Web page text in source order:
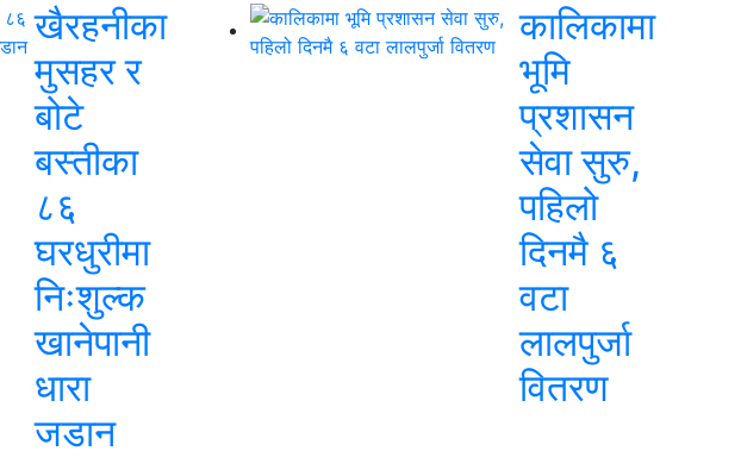
खैरहनीका
मुसहर र
बोटे
बस्तीका
८६
घरधुरीमा
निःशुल्क
खानेपानी
धारा
जडान
कालिकामा
भूमि
प्रशासन
सेवा सुरु,
पहिलो
दिनमै ६
वटा
लालपुर्जा
वितरण